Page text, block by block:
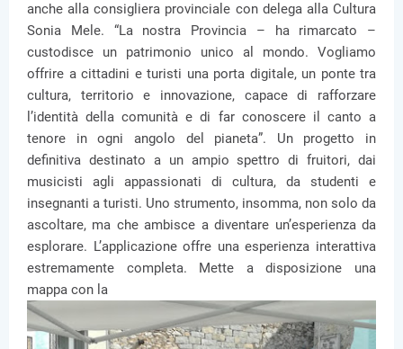
anche alla consigliera provinciale con delega alla Cultura
Sonia Mele. “La nostra Provincia – ha rimarcato –
custodisce un patrimonio unico al mondo. Vogliamo
offrire a cittadini e turisti una porta digitale, un ponte tra
cultura, territorio e innovazione, capace di rafforzare
l’identità della comunità e di far conoscere il canto a
tenore in ogni angolo del pianeta”. Un progetto in
definitiva destinato a un ampio spettro di fruitori, dai
musicisti agli appassionati di cultura, da studenti e
insegnanti a turisti. Uno strumento, insomma, non solo da
ascoltare, ma che ambisce a diventare un’esperienza da
esplorare. L’applicazione offre una esperienza interattiva
estremamente completa. Mette a disposizione una
mappa con la